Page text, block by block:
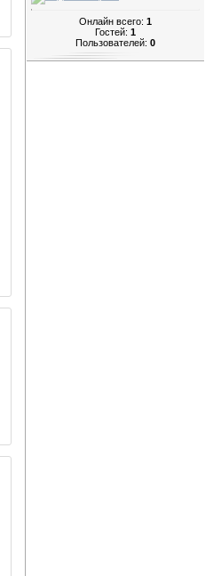
Онлайн всего: 1
Гостей: 1
Пользователей: 0